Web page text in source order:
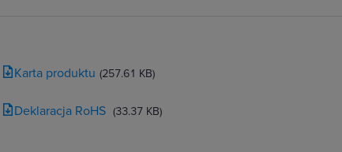
Karta produktu (257.61 KB)
Deklaracja RoHS (33.37 KB)